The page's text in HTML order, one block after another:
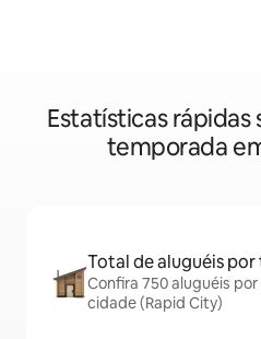
Estatísticas
temporada
Total de aluguéis
Confira 750 aluguéis
cidade (Rapid City)